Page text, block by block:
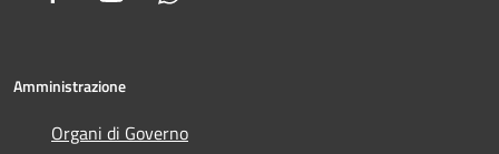
Amministrazione
Organi di Governo